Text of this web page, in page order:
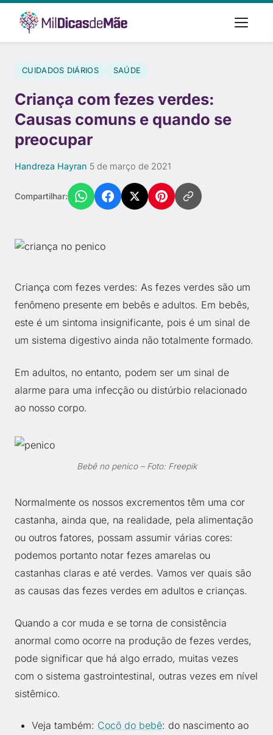
CUIDADOS DIÁRIOS SAÚDE
Criança com fezes verdes:
Causas comuns e quando se
preocupar
Handreza Hayran 5 de março de 2021
Compartilhar:
Criança com fezes verdes: As fezes verdes são um
fenômeno presente em bebês e adultos. Em bebês,
este é um sintoma insignificante, pois é um sinal de
um sistema digestivo ainda não totalmente formado.
Em adultos, no entanto, podem ser um sinal de
alarme para uma infecção ou distúrbio relacionado
ao nosso corpo.
Bebê no penico – Foto: Freepik
Normalmente os nossos excrementos têm uma cor
castanha, ainda que, na realidade, pela alimentação
ou outros fatores, possam assumir várias cores:
podemos portanto notar fezes amarelas ou
castanhas claras e até verdes. Vamos ver quais são
as causas das fezes verdes em adultos e crianças.
Quando a cor muda e se torna de consistência
anormal como ocorre na produção de fezes verdes,
pode significar que há algo errado, muitas vezes
com o sistema gastrointestinal, outras vezes em nível
sistêmico.
Veja também: Cocô do bebê: do nascimento ao